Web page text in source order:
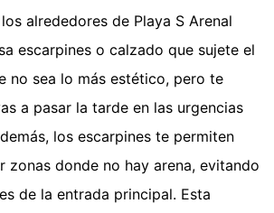
alrededores de Playa S Arenal
escarpines o calzado que sujete el
no sea lo más estético, pero te
a pasar la tarde en las urgencias
los escarpines te permiten
zonas donde no hay arena, evitando
de la entrada principal. Esta